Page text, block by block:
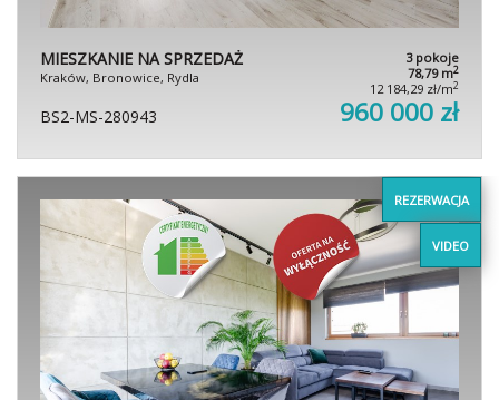
MIESZKANIE NA SPRZEDAŻ
Kraków, Bronowice, Rydla
3 pokoje
78,79 m2
12 184,29 zł/m2
BS2-MS-280943 960 000 zł
REZERWACJA
VIDEO